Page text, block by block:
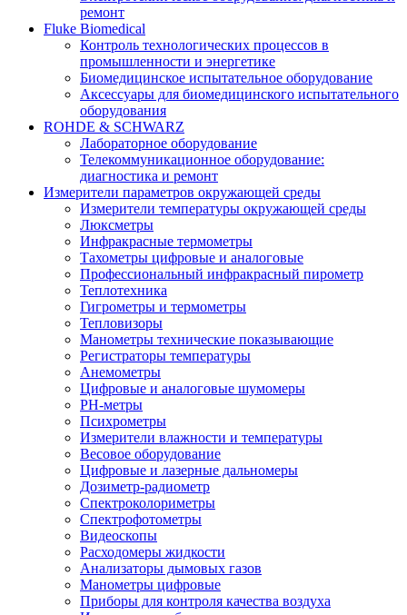
ремонт
Fluke Biomedical
Контроль технологических процессов в
промышленности и энергетике
Биомедицинское испытательное оборудование
Аксессуары для биомедицинского испытательного
оборудования
ROHDE & SCHWARZ
Лабораторное оборудование
Телекоммуникационное оборудование:
диагностика и ремонт
Измерители параметров окружающей среды
Измерители температуры окружающей среды
Люксметры
Инфракрасные термометры
Тахометры цифровые и аналоговые
Профессиональный инфракрасный пирометр
Теплотехника
Гигрометры и термометры
Тепловизоры
Манометры технические показывающие
Регистраторы температуры
Анемометры
Цифровые и аналоговые шумомеры
PH-метры
Психрометры
Измерители влажности и температуры
Весовое оборудование
Цифровые и лазерные дальномеры
Дозиметр-радиометр
Спектроколориметры
Спектрофотометры
Видеоскопы
Расходомеры жидкости
Анализаторы дымовых газов
Манометры цифровые
Приборы для контроля качества воздуха